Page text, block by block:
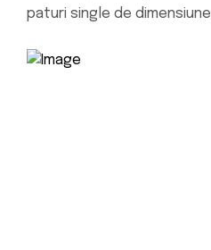
paturi single de